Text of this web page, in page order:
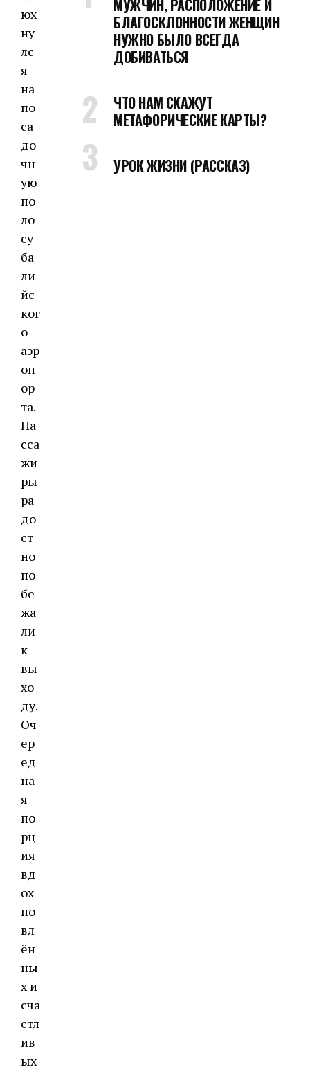
юх
ну
лс
я
на
по
са
до
чн
ую
по
ло
су
ба
ли
йс
ког
о
аэр
оп
ор
та.
Па
сса
жи
ры
ра
до
ст
но
по
бе
жа
ли
к
вы
хо
ду.
Оч
ер
ед
на
я
по
рц
ия
вд
ох
но
вл
ён
ны
х и
сча
стл
ив
ых
МУЖЧИН, РАСПОЛОЖЕНИЕ И
БЛАГОСКЛОННОСТИ ЖЕНЩИН
НУЖНО БЫЛО ВСЕГДА
ДОБИВАТЬСЯ
ЧТО НАМ СКАЖУТ
МЕТАФОРИЧЕСКИЕ КАРТЫ?
УРОК ЖИЗНИ (РАССКАЗ)